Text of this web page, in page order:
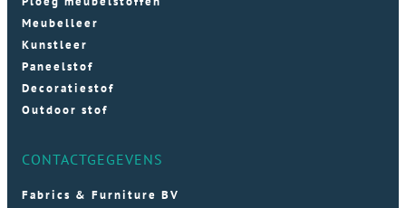
Meubelleer
Kunstleer
Paneelstof
Decoratiestof
Outdoor stof
CONTACTGEGEVENS
Fabrics & Furniture BV